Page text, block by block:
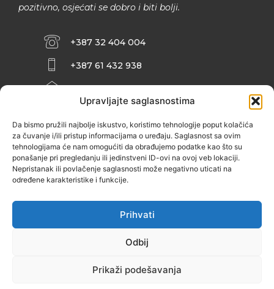
Upravljajte saglasnostima
Da bismo pružili najbolje iskustvo, koristimo tehnologije poput kolačića
za čuvanje i/ili pristup informacijama o uređaju. Saglasnost sa ovim
tehnologijama će nam omogućiti da obrađujemo podatke kao što su
ponašanje pri pregledanju ili jedinstveni ID-ovi na ovoj veb lokaciji.
Nepristanak ili povlačenje saglasnosti može negativno uticati na
određene karakteristike i funkcije.
Prihvati
Odbij
Prikaži podešavanja
pozitivno, osjećati se dobro i biti bolji.
+387 32 404 004
+387 61 432 938
INFO@ZENIT.BA
ZENIČANKA, 3. SPRAT), 72000 ZENICA